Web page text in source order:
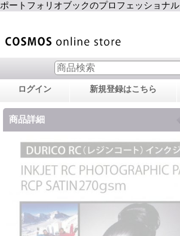
ポートフォリオブックのプロフェッショナル
ログイン 新規登録はこちら
商品詳細